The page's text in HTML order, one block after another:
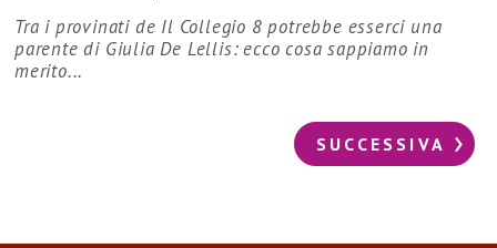
Tra i provinati de Il Collegio 8 potrebbe esserci una
parente di Giulia De Lellis: ecco cosa sappiamo in
merito...
SUCCESSIVA